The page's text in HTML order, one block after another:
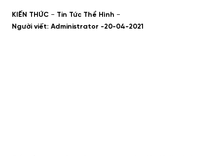
KIẾN THỨC - Tin Tức Thể Hình -
Người viết: Administrator -20-04-2021